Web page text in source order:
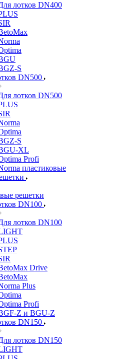
лотков DN400
S
DN500
лотков DN500
S
XL
Profi
пластиковые
решетки
DN100
лотков DN100
Drive
Plus
Profi
Z и BGU-Z
DN150
лотков DN150